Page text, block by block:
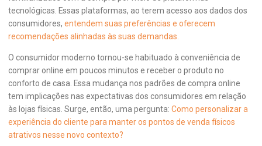
tecnológicas. Essas plataformas, ao terem acesso aos dados dos
consumidores, entendem suas preferências e oferecem
recomendações alinhadas às suas demandas.
O consumidor moderno tornou-se habituado à conveniência de
comprar online em poucos minutos e receber o produto no
conforto de casa. Essa mudança nos padrões de compra online
tem implicações nas expectativas dos consumidores em relação
às lojas físicas. Surge, então, uma pergunta: Como personalizar a
experiência do cliente para manter os pontos de venda físicos
atrativos nesse novo contexto?